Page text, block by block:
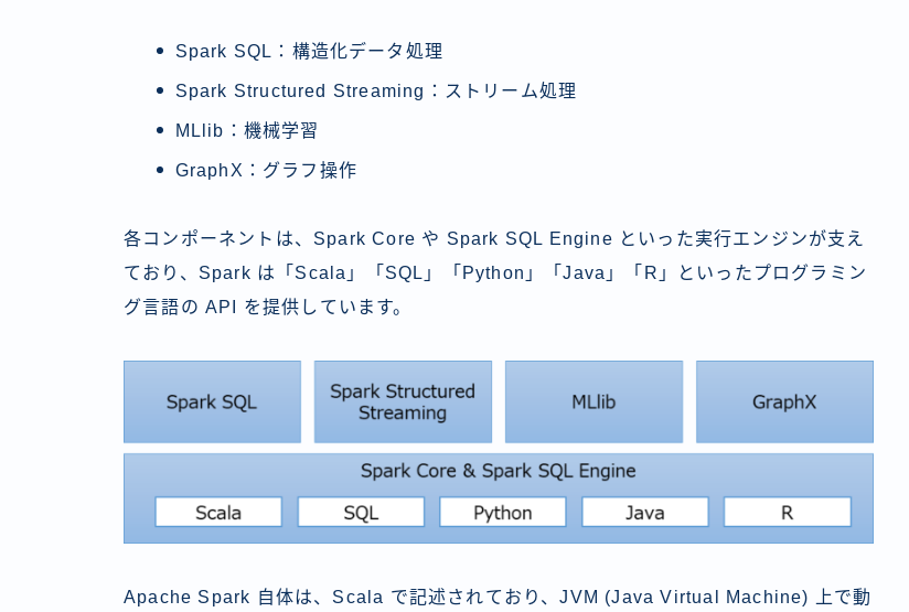
Spark SQL：構造化データ処理
Spark Structured Streaming：ストリーム処理
MLlib：機械学習
GraphX：グラフ操作
各コンポーネントは、Spark Core や Spark SQL Engine といった実行エンジンが支え
ており、Spark は「Scala」「SQL」「Python」「Java」「R」といったプログラミン
グ言語の API を提供しています。
Apache Spark 自体は、Scala で記述されており、JVM (Java Virtual Machine) 上で動